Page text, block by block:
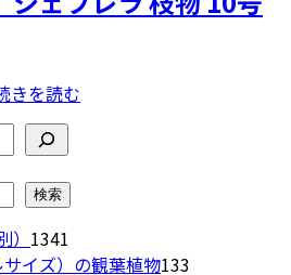
リ
シ
ョ
ン
が
あ
り
ま
きを読む
検索
1341
個
イズ）の観葉植物133